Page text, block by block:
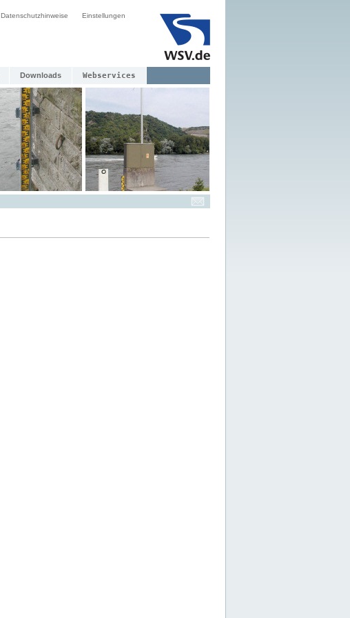
Datenschutzhinweise Einstellungen
Downloads Webservices